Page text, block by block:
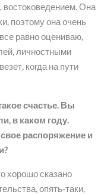
востоковедением. Она
поэтому она очень
равно оцениваю,
личностными
когда на пути
счастье. Вы
в каком году.
распоряжение и
хорошо сказано
опять-таки,